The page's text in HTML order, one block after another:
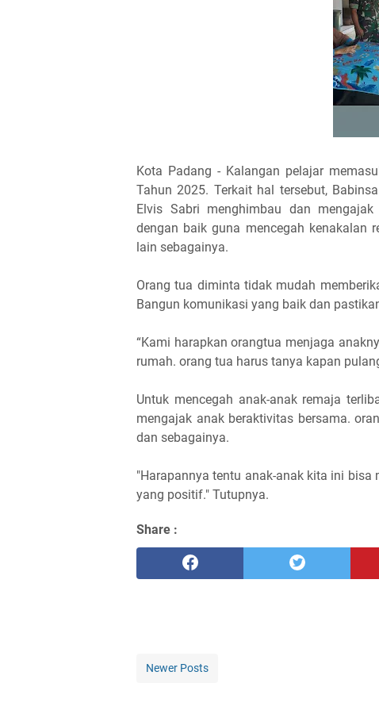
Kota Padang - Kalangan pelajar
Tahun 2025. Terkait hal tersebut,
Elvis Sabri menghimbau dan
dengan baik guna mencegah kenakalan
lain sebagainya.
Orang tua diminta tidak mudah
Bangun komunikasi yang baik dan
“Kami harapkan orangtua menjaga
rumah. orang tua harus tanya kapan
Untuk mencegah anak-anak remaja
mengajak anak beraktivitas bersama.
dan sebagainya.
"Harapannya tentu anak-anak kita ini
yang positif." Tutupnya.
Share :
Newer Posts